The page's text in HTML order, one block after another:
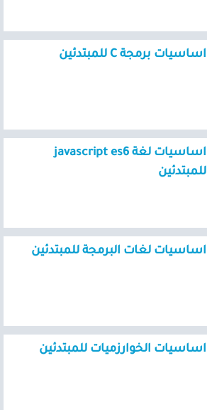
اساسيات برمجة C للمبتدئين
اساسيات لغة javascript es6
للمبتدئين
اساسيات لغات البرمجة للمبتدئين
اساسيات الخوارزميات للمبتدئين